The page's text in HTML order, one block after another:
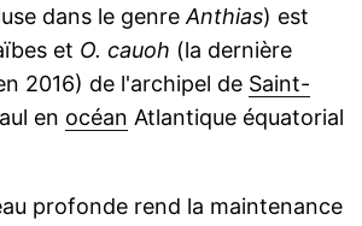
dans le genre Anthias) est
et O. cauoh (la dernière
2016) de l'archipel de Saint-
en océan Atlantique équatorial
profonde rend la maintenance